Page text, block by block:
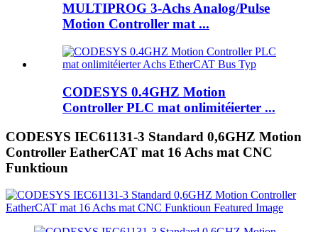
MULTIPROG 3-Achs Analog/Pulse
Motion Controller mat ...
CODESYS 0.4GHZ Motion
Controller PLC mat onlimitéierter ...
CODESYS IEC61131-3 Standard 0,6GHZ Motion
Controller EatherCAT mat 16 Achs mat CNC
Funktioun